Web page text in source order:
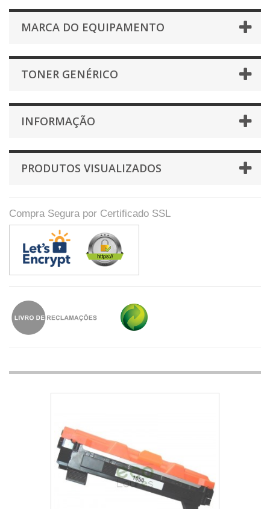
MARCA DO EQUIPAMENTO
TONER GENÉRICO
INFORMAÇÃO
PRODUTOS VISUALIZADOS
Compra Segura por Certificado SSL